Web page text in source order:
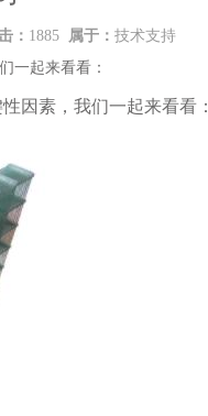
： 1885 属于： 技术支持
一起来看看：
因素，我们一起来看看：